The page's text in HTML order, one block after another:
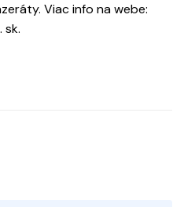
Viac info na webe:
sk.